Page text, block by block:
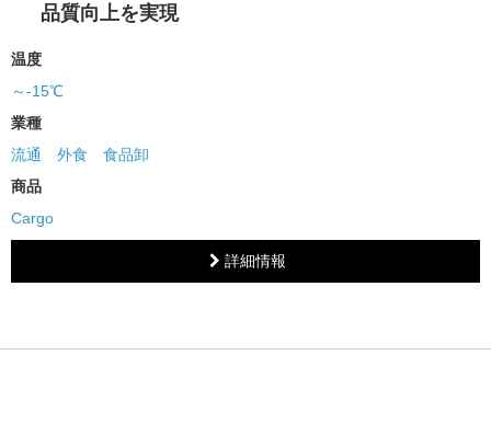
品質向上を実現
温度
～-15℃
業種
流通
外食
食品卸
商品
Cargo
詳細情報